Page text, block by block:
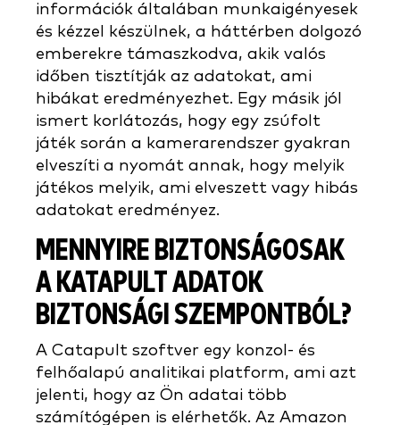
információk általában munkaigényesek
és kézzel készülnek, a háttérben dolgozó
emberekre támaszkodva, akik valós
időben tisztítják az adatokat, ami
hibákat eredményezhet. Egy másik jól
ismert korlátozás, hogy egy zsúfolt
játék során a kamerarendszer gyakran
elveszíti a nyomát annak, hogy melyik
játékos melyik, ami elveszett vagy hibás
adatokat eredményez.
MENNYIRE BIZTONSÁGOSAK
A KATAPULT ADATOK
BIZTONSÁGI SZEMPONTBÓL?
A Catapult szoftver egy konzol- és
felhőalapú analitikai platform, ami azt
jelenti, hogy az Ön adatai több
számítógépen is elérhetők. Az Amazon